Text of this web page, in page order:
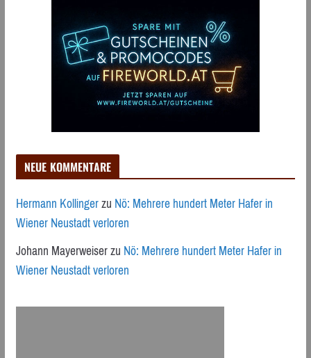
NEUE KOMMENTARE
Hermann KollingerzuNö: Mehrere hundert Meter Hafer in
Wiener Neustadt verloren
Johann MayerweiserzuNö: Mehrere hundert Meter Hafer in
Wiener Neustadt verloren